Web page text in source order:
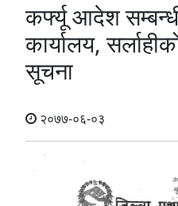
कर्फ्यू आदेश
कार्यालय,
सूचना
२०७७-०६-०३